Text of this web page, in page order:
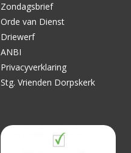
Zondagsbrief
Orde van Dienst
Driewerf
ANBI
Privacyverklaring
Stg. Vrienden Dorpskerk